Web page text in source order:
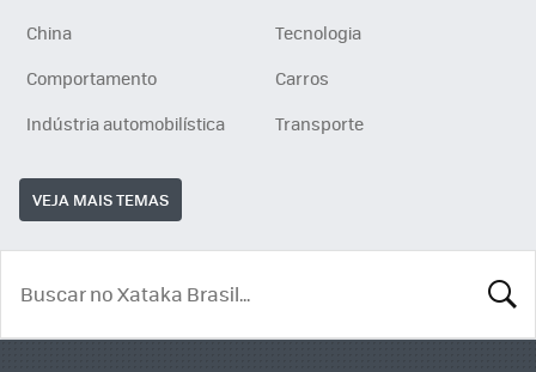
China
Tecnologia
Comportamento
Carros
Indústria automobilística
Transporte
VEJA MAIS TEMAS